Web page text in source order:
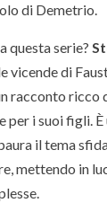
di Demetrio.
questa serie?
vicende di
racconto ricco
per i suoi figli. È
il tema
mettendo in